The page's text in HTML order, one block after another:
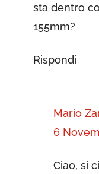
sta dentro
155mm?
Rispondi
Mario
6
Ciao, si